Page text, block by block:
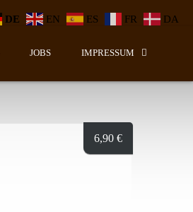
JOBS IMPRESSUM
6,90 €
DE EN ES FR DA